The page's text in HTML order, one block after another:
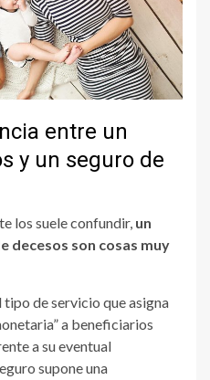
entre un
y un seguro de
los suele confundir, un
decesos son cosas muy
tipo de servicio que asigna
a beneficiarios
a su eventual
supone una